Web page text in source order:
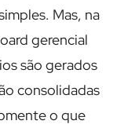
Mas, na
gerencial
são gerados
consolidadas
o que